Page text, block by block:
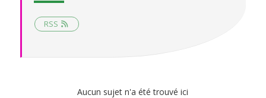
RSS
Aucun sujet n'a été trouvé ici